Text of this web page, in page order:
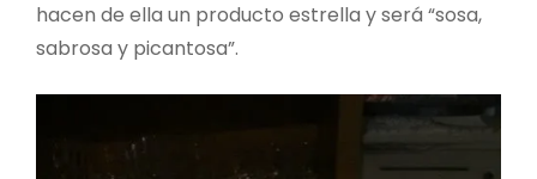
hacen de ella un producto estrella y será “sosa,
sabrosa y picantosa”.